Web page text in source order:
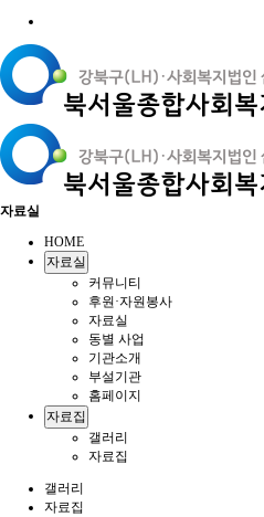
자료실
HOME
자료실
커뮤니티
후원·자원봉사
자료실
동별 사업
기관소개
부설기관
홈페이지
자료집
갤러리
자료집
갤러리
자료집